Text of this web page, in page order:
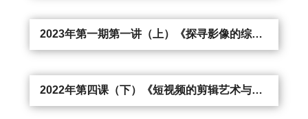
2023年第一期第一讲（上）《探寻影像的综合表达——从无人机作品谈起》
2022年第四课（下）《短视频的剪辑艺术与剪辑思维》